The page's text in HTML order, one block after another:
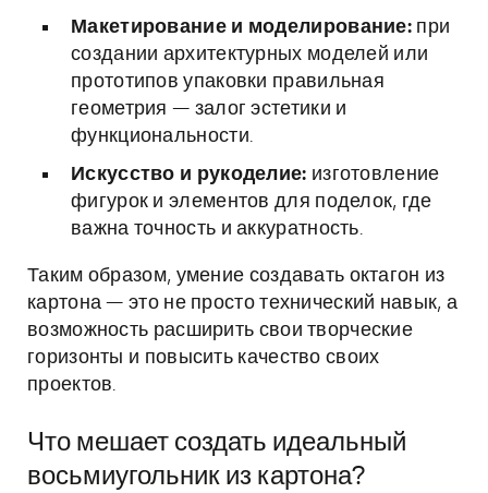
Макетирование и моделирование: при
создании архитектурных моделей или
прототипов упаковки правильная
геометрия — залог эстетики и
функциональности.
Искусство и рукоделие: изготовление
фигурок и элементов для поделок, где
важна точность и аккуратность.
Таким образом, умение создавать октагон из
картона — это не просто технический навык, а
возможность расширить свои творческие
горизонты и повысить качество своих
проектов.
Что мешает создать идеальный
восьмиугольник из картона?